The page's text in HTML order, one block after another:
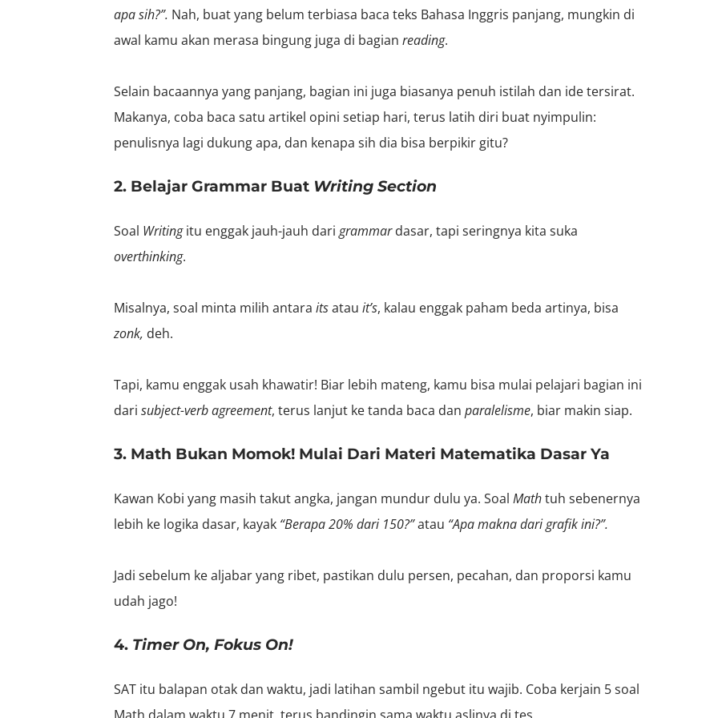
apa sih?”. Nah, buat yang belum terbiasa baca teks Bahasa Inggris panjang, mungkin di
awal kamu akan merasa bingung juga di bagian reading.
Selain bacaannya yang panjang, bagian ini juga biasanya penuh istilah dan ide tersirat.
Makanya, coba baca satu artikel opini setiap hari, terus latih diri buat nyimpulin:
penulisnya lagi dukung apa, dan kenapa sih dia bisa berpikir gitu?
2. Belajar Grammar Buat Writing Section
Soal Writingitu enggak jauh-jauh dari grammardasar, tapi seringnya kita suka
overthinking.
Misalnya, soal minta milih antara itsatau it’s, kalau enggak paham beda artinya, bisa
zonk, deh.
Tapi, kamu enggak usah khawatir! Biar lebih mateng, kamu bisa mulai pelajari bagian ini
dari subject-verb agreement, terus lanjut ke tanda baca dan paralelisme, biar makin siap.
3. Math Bukan Momok! Mulai Dari Materi Matematika Dasar Ya
Kawan Kobi yang masih takut angka, jangan mundur dulu ya. Soal Mathtuh sebenernya
lebih ke logika dasar, kayak “Berapa 20% dari 150?”atau “Apa makna dari grafik ini?”.
Jadi sebelum ke aljabar yang ribet, pastikan dulu persen, pecahan, dan proporsi kamu
udah jago!
4. Timer On, Fokus On!
SAT itu balapan otak dan waktu, jadi latihan sambil ngebut itu wajib. Coba kerjain 5 soal